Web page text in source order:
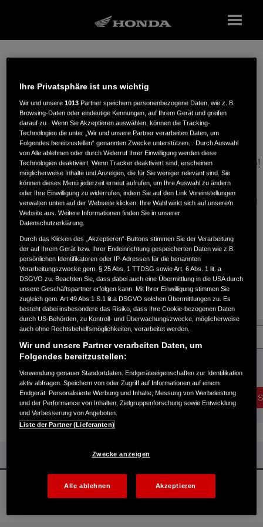
PROBEFAHRT
Erleben Sie Honda live.
Testen Sie Ihr Traumbike bei einem Honda Händler in Ihrer Nähe!
Sollte Ihre Wunschmaschine nicht angezeigt werden, empfehlen
wir Ihnen,
direkt beim nächstgelegenen Händler nachzufragen.
Möglicherweise
steht zu einem späteren Zeitpunkt wieder ein Testfahrzeug
bereit.
ZURÜCK ZUM ANFANG
Probefahrt Broschüren
Ihre Privatsphäre ist uns wichtig
Wir und unsere1013 Partner speichern personenbezogene Daten, wie z. B.
Browsing-Daten oder eindeutige Kennungen, auf Ihrem Gerät und greifen
darauf zu . Wenn Sie Akzeptieren auswählen, können die Tracking-
Technologien die unter „Wir und unsere Partner verarbeiten Daten, um
Folgendes bereitzustellen“ genannten Zwecke unterstützen. . Durch Auswahl
von Alle ablehnen oder durch Widerruf Ihrer Einwilligung werden diese
Technologien deaktiviert. Wenn Tracker deaktiviert sind, erscheinen
möglicherweise Inhalte und Anzeigen, die für Sie weniger relevant sind. Sie
können dieses Menü jederzeit erneut aufrufen, um Ihre Auswahl zu ändern
oder Ihre Einwilligung zu widerrufen, indem Sie auf den Link Voreinstellungen
verwalten unten auf der Webseite klicken. Ihre Wahl wirkt sich auf unsere/n
Website aus. Weitere Informationen finden Sie in unserer
Datenschutzerklärung.
Durch das Klicken des „Akzeptieren“-Buttons stimmen Sie der Verarbeitung
der auf Ihrem Gerät bzw. Ihrer Endeinrichtung gespeicherten Daten wie z.B.
persönlichen Identifikatoren oder IP-Adressen für die benannten
Verarbeitungszwecke gem. § 25 Abs. 1 TTDSG sowie Art. 6 Abs. 1 lit. a
DSGVO zu. Beachten Sie, dass dabei auch eine Übermittlung in die USA durch
unsere Geschäftspartner erfolgen kann. Mit Ihrer Einwilligung stimmen Sie
zugleich gem. Art.49 Abs.1 S.1 lit.a DSGVO solchen Übermittlungen zu. Es
besteht dabei insbesondere das Risiko, dass Ihre Cookie-bezogenen Daten
durch US-Behörden, zu Kontroll- und Überwachungszwecke, möglicherweise
auch ohne Rechtsbehelfsmöglichkeiten, verarbeitet werden.
Wir und unsere Partner verarbeiten Daten, um
Folgendes bereitzustellen:
Verwendung genauer Standortdaten. Endgeräteeigenschaften zur Identifikation
aktiv abfragen. Speichern von oder Zugriff auf Informationen auf einem
Endgerät. Personalisierte Werbung und Inhalte, Messung von Werbeleistung
und der Performance von Inhalten, Zielgruppenforschung sowie Entwicklung
und Verbesserung von Angeboten.
Liste der Partner (Lieferanten)
Zwecke anzeigen
Alle ablehnen Akzeptieren